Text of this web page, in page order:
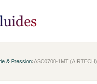
& Pression›ASC0700-1MT (AIRTECH)